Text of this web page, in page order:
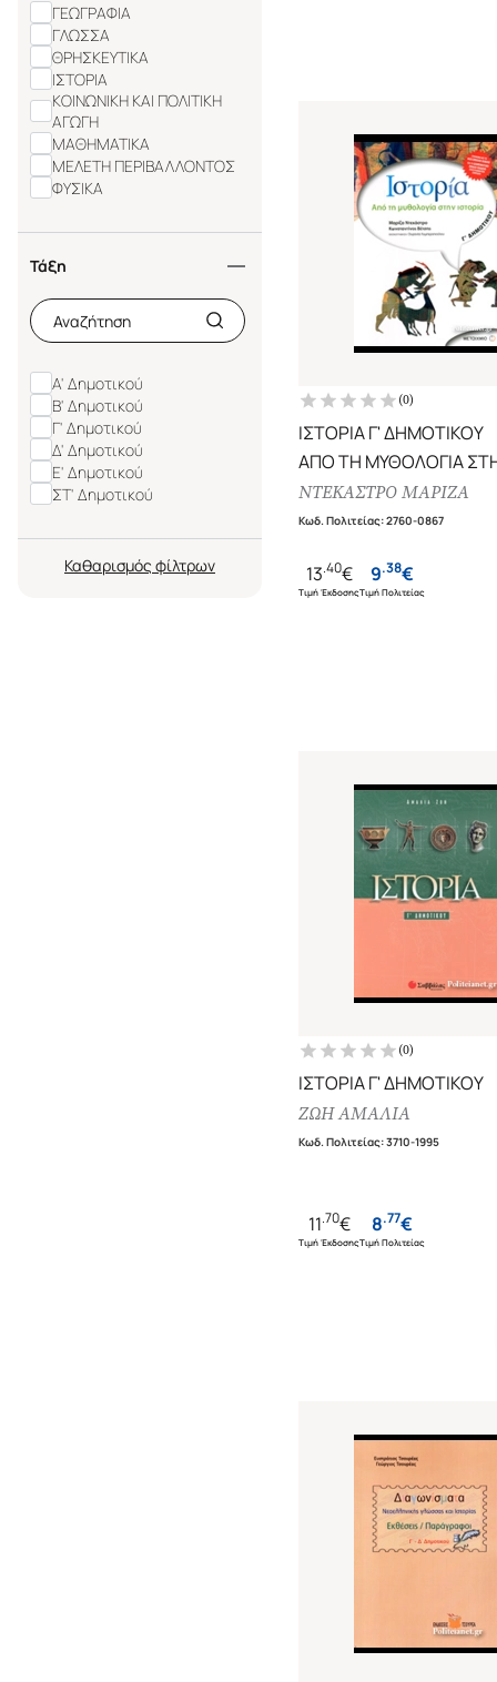
ΓΕΩΓΡΑΦΙΑ
ΓΛΩΣΣΑ
ΘΡΗΣΚΕΥΤΙΚΑ
ΙΣΤΟΡΙΑ
ΚΟΙΝΩΝΙΚΗ ΚΑΙ ΠΟΛΙΤΙΚΗ
ΑΓΩΓΗ
ΜΑΘΗΜΑΤΙΚΑ
ΜΕΛΕΤΗ ΠΕΡΙΒΑΛΛΟΝΤΟΣ
ΦΥΣΙΚΑ
Τάξη
Α' Δημοτικού
Β' Δημοτικού
Γ' Δημοτικού
Δ' Δημοτικού
Ε' Δημοτικού
ΣΤ' Δημοτικού
Καθαρισμός
(0)
ΙΣΤΟΡΙΑ Γ' ΔΗΜΟΤΙΚΟΥ
ΑΠΟ ΤΗ ΜΥΘΟΛΟΓΙΑ
ΙΣΤΟΡΙΑ
ΝΤΕΚΑΣΤΡΟ ΜΑΡΙΖΑ
Κωδ. Πολιτείας:2760-0867
13.40€
Τιμή Έκδοσης
9.38€
Τιμή Πολιτείας
(0)
ΙΣΤΟΡΙΑ Γ' ΔΗΜΟΤΙΚΟΥ
ΖΩΗ ΑΜΑΛΙΑ
Κωδ. Πολιτείας:3710-1995
11.70€
Τιμή Έκδοσης
8.77€
Τιμή Πολιτείας